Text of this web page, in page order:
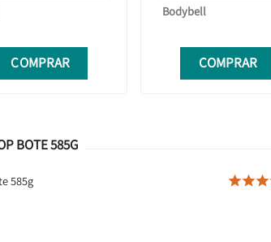
COMPRAR
Bodybell
COMPRAR
BOTE 585G
585g 